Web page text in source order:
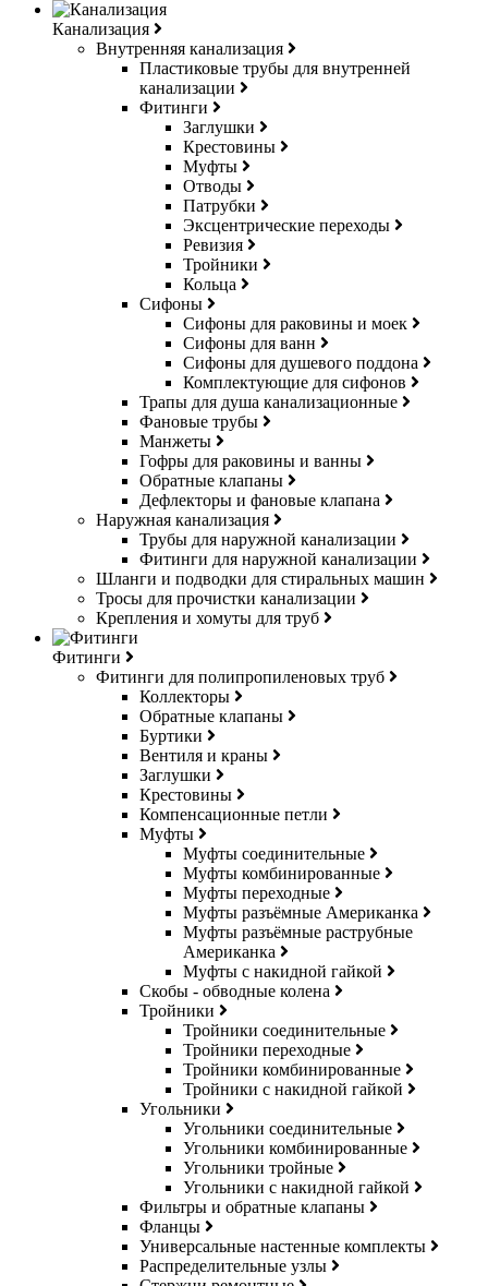
Канализация
Внутренняя канализация
Пластиковые трубы для внутренней
канализации
Фитинги
Заглушки
Крестовины
Муфты
Отводы
Патрубки
Эксцентрические переходы
Ревизия
Тройники
Кольца
Сифоны
Сифоны для раковины и моек
Сифоны для ванн
Сифоны для душевого поддона
Комплектующие для сифонов
Трапы для душа канализационные
Фановые трубы
Манжеты
Гофры для раковины и ванны
Обратные клапаны
Дефлекторы и фановые клапана
Наружная канализация
Трубы для наружной канализации
Фитинги для наружной канализации
Шланги и подводки для стиральных машин
Тросы для прочистки канализации
Крепления и хомуты для труб
Фитинги
Фитинги для полипропиленовых труб
Коллекторы
Обратные клапаны
Буртики
Вентиля и краны
Заглушки
Крестовины
Компенсационные петли
Муфты
Муфты соединительные
Муфты комбинированные
Муфты переходные
Муфты разъёмные Американка
Муфты разъёмные раструбные
Американка
Муфты с накидной гайкой
Скобы - обводные колена
Тройники
Тройники соединительные
Тройники переходные
Тройники комбинированные
Тройники с накидной гайкой
Угольники
Угольники соединительные
Угольники комбинированные
Угольники тройные
Угольники с накидной гайкой
Фильтры и обратные клапаны
Фланцы
Универсальные настенные комплекты
Распределительные узлы